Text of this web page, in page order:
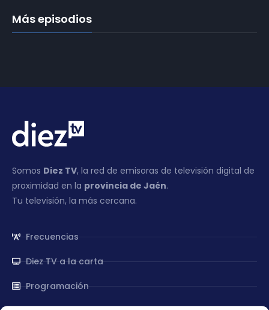
Más episodios
Somos Diez TV, la red de emisoras de televisión digital de
proximidad en la provincia de Jaén.
Tu televisión, la más cercana.
Frecuencias
Diez TV a la carta
Programación